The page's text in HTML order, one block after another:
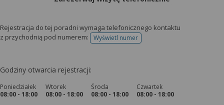
Rejestracja do tej poradni wymaga telefonicznego kontaktu
z przychodnią pod numerem:
Wyświetl numertelefonu do rejestracji
Godziny otwarcia rejestracji:
Poniedziałek
08:00 - 18:00
Wtorek
08:00 - 18:00
Środa
08:00 - 18:00
Czwartek
08:00 - 18:00